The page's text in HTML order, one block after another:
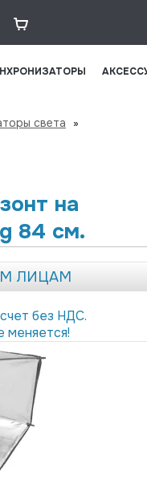
света »
на
84 см.
ЛИЦАМ
без НДС.
меняется!